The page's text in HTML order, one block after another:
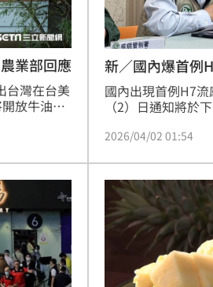
業部回應
台灣在台美
放牛油、
，輸入時
動物飼
或水產動
之風
新／國內爆首
國內出現首例H7
（2）日通知將於
防檢署副署長傅學
2026/04/02 01:54